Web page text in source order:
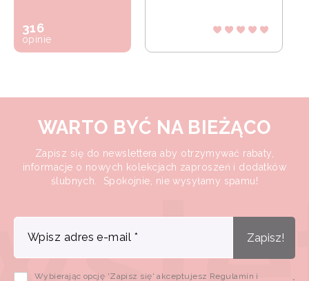
316
opinie
WARTO BYĆ NA BIEŻĄCO
Zapisz się do newslettera aby otrzymywać rabaty,
informacje o nowych kolekcjach zaproszeń i dodatków
ślubnych. Spokojnie, nie wysyłamy spamu!
Wpisz adres e-mail * Zapisz!
Wybierając opcję 'Zapisz się' akceptujesz Regulamin i